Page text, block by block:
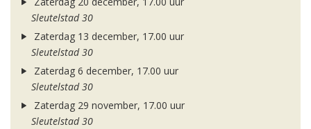
Sleutelstad 30
Zaterdag 13 december, 17.00 uur
Sleutelstad 30
Zaterdag 6 december, 17.00 uur
Sleutelstad 30
Zaterdag 29 november, 17.00 uur
Sleutelstad 30